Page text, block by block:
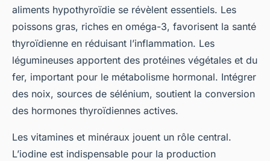
aliments hypothyroïdie se révèlent essentiels. Les
poissons gras, riches en oméga-3, favorisent la santé
thyroïdienne en réduisant l’inflammation. Les
légumineuses apportent des protéines végétales et du
fer, important pour le métabolisme hormonal. Intégrer
des noix, sources de sélénium, soutient la conversion
des hormones thyroïdiennes actives.
Les vitamines et minéraux jouent un rôle central.
L’iodine est indispensable pour la production